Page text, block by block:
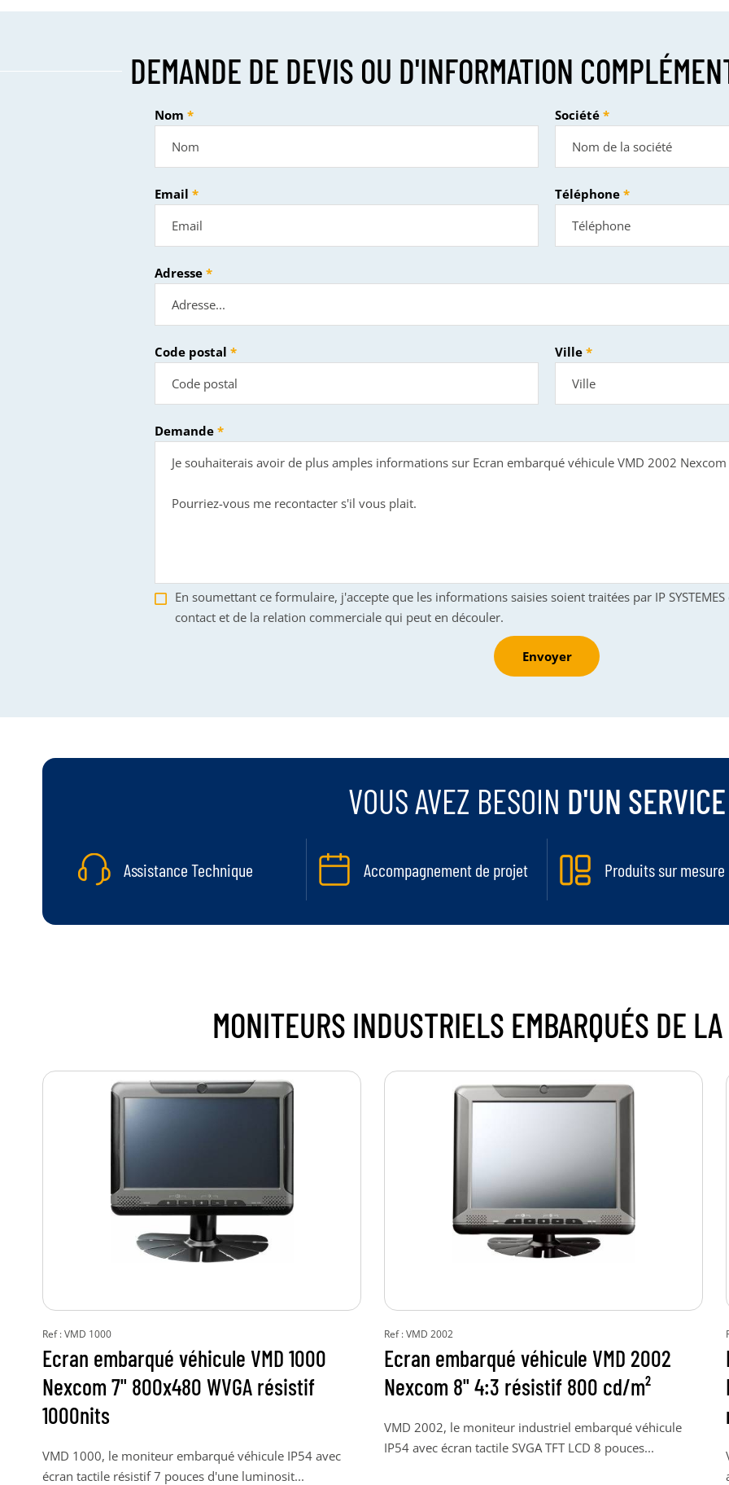
DEMANDE DE DEVIS OU D'INFORMATION
Nom Société
Email Téléphone
Adresse
Code postal Ville
Demande
En soumettant ce formulaire, j'accepte que les informations saisies soient traitées par IP
contact et de la relation commerciale qui peut en découler.
Envoyer
VOUS AVEZ BESOIN D'UN
Assistance Technique Accompagnement de projet Produits sur mesure
MONITEURS INDUSTRIELS EMBARQUÉS DE
Ref : VMD 1000
Ecran embarqué véhicule VMD 1000
Nexcom 7" 800x480 WVGA résistif
1000nits
VMD 1000, le moniteur embarqué véhicule IP54 avec
écran tactile résistif 7 pouces d'une luminosit...
Ref : VMD 2002
Ecran embarqué véhicule VMD 2002
Nexcom 8" 4:3 résistif 800 cd/m²
VMD 2002, le moniteur industriel embarqué véhicule
IP54 avec écran tactile SVGA TFT LCD 8 pouces...